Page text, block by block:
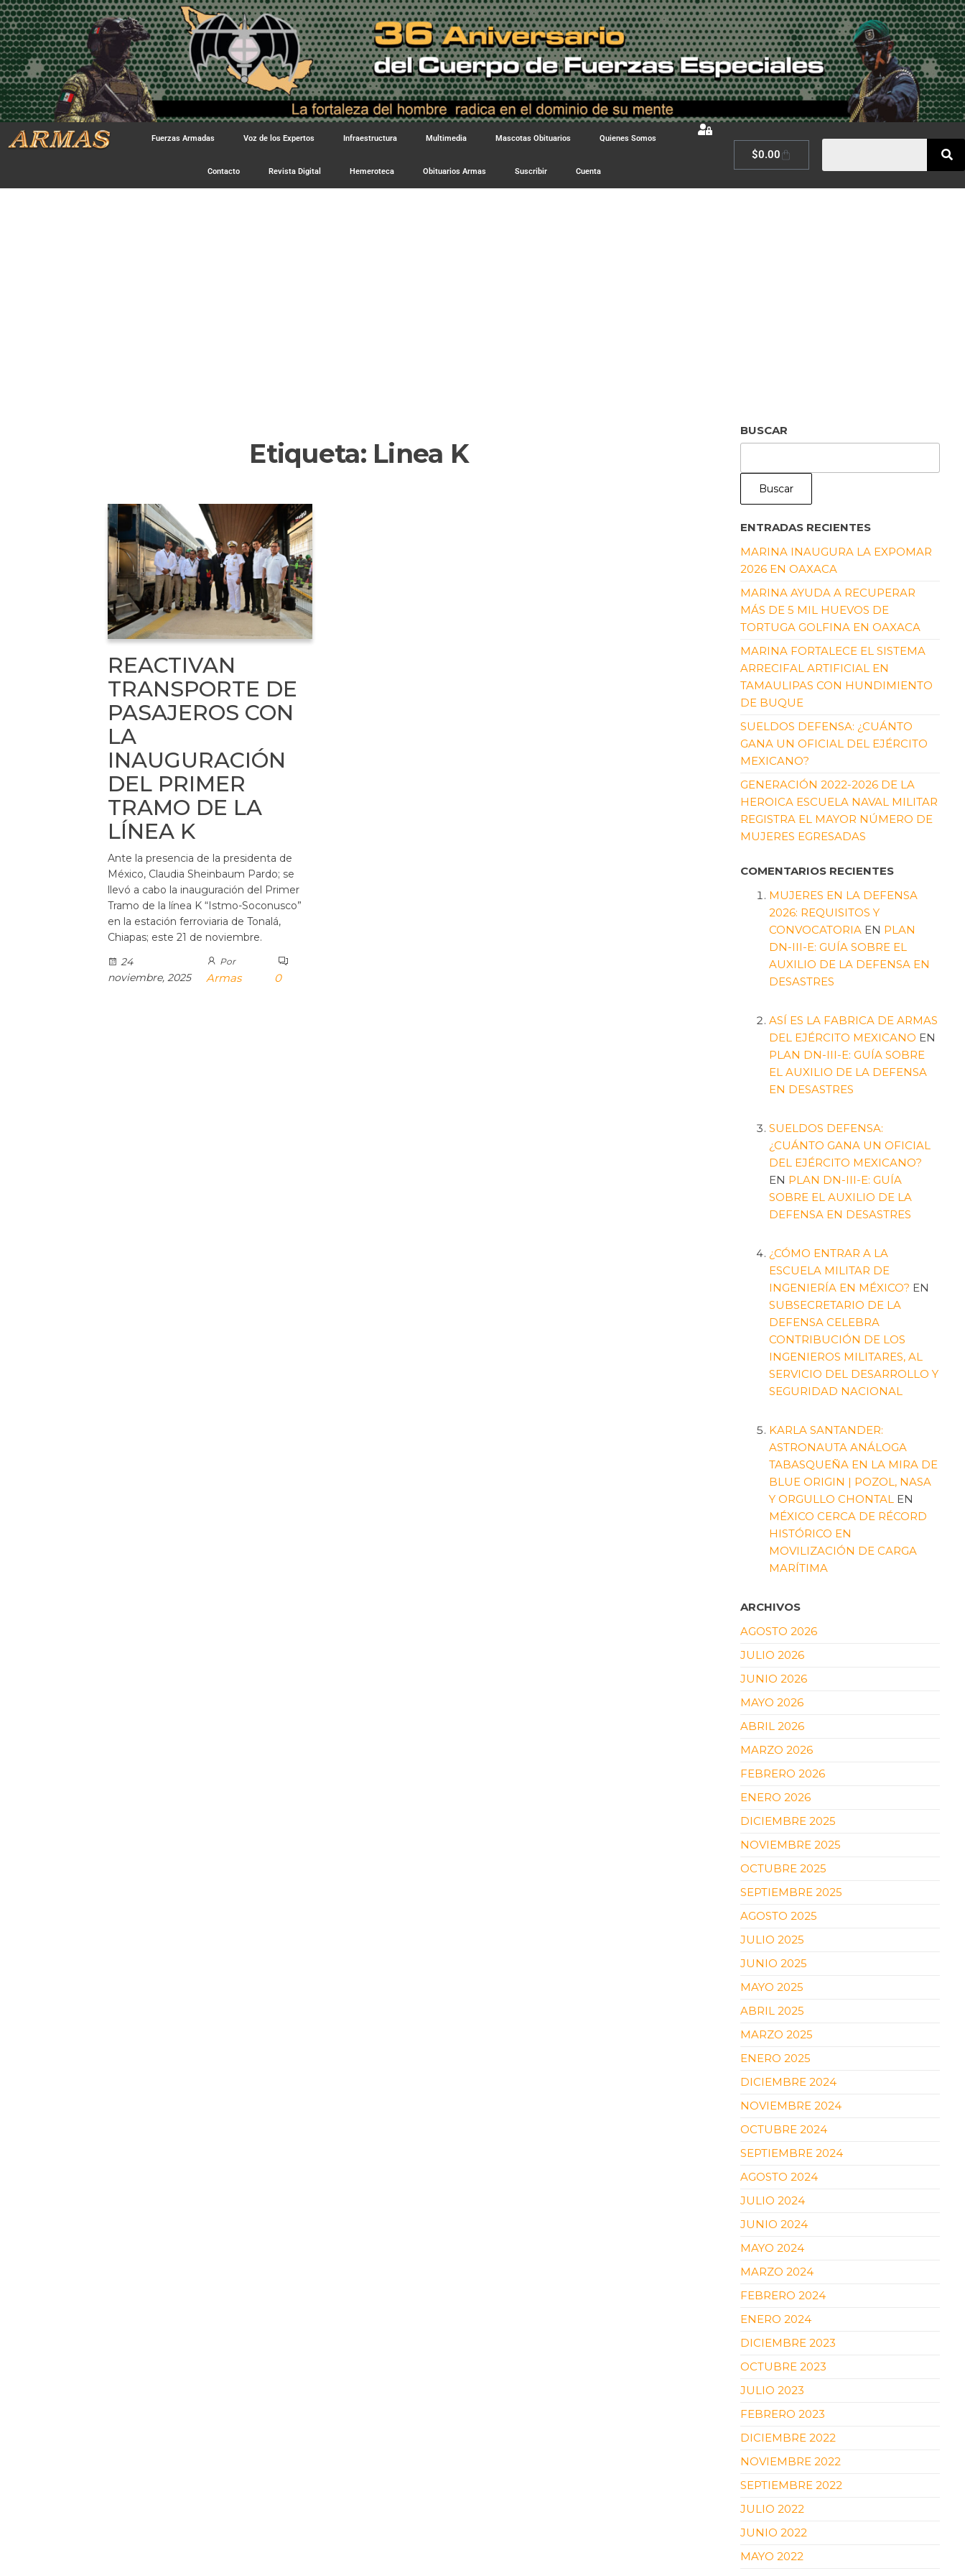
Fuerzas Armadas Voz de los Expertos Infraestructura Multimedia Mascotas Obituarios Quienes Somos
Contacto Revista Digital Hemeroteca Obituarios Armas Suscribir Cuenta
$0.00
Etiqueta: Linea K
REACTIVAN
TRANSPORTE DE
PASAJEROS CON
LA
INAUGURACIÓN
DEL PRIMER
TRAMO DE LA
LÍNEA K
Ante la presencia de la presidenta de
México, Claudia Sheinbaum Pardo; se
llevó a cabo la inauguración del Primer
Tramo de la línea K “Istmo-Soconusco”
en la estación ferroviaria de Tonalá,
Chiapas; este 21 de noviembre.
24
noviembre, 2025
Por
Armas 0
BUSCAR
Buscar
ENTRADAS RECIENTES
MARINA INAUGURA LA EXPOMAR
2026 EN OAXACA
MARINA AYUDA A RECUPERAR
MÁS DE 5 MIL HUEVOS DE
TORTUGA GOLFINA EN OAXACA
MARINA FORTALECE EL SISTEMA
ARRECIFAL ARTIFICIAL EN
TAMAULIPAS CON HUNDIMIENTO
DE BUQUE
SUELDOS DEFENSA: ¿CUÁNTO
GANA UN OFICIAL DEL EJÉRCITO
MEXICANO?
GENERACIÓN 2022-2026 DE LA
HEROICA ESCUELA NAVAL MILITAR
REGISTRA EL MAYOR NÚMERO DE
MUJERES EGRESADAS
COMENTARIOS RECIENTES
MUJERES EN LA DEFENSA
2026: REQUISITOS Y
CONVOCATORIA EN PLAN
DN-III-E: GUÍA SOBRE EL
AUXILIO DE LA DEFENSA EN
DESASTRES
ASÍ ES LA FABRICA DE ARMAS
DEL EJÉRCITO MEXICANO EN
PLAN DN-III-E: GUÍA SOBRE
EL AUXILIO DE LA DEFENSA
EN DESASTRES
SUELDOS DEFENSA:
¿CUÁNTO GANA UN OFICIAL
DEL EJÉRCITO MEXICANO?
EN PLAN DN-III-E: GUÍA
SOBRE EL AUXILIO DE LA
DEFENSA EN DESASTRES
¿CÓMO ENTRAR A LA
ESCUELA MILITAR DE
INGENIERÍA EN MÉXICO? EN
SUBSECRETARIO DE LA
DEFENSA CELEBRA
CONTRIBUCIÓN DE LOS
INGENIEROS MILITARES, AL
SERVICIO DEL DESARROLLO Y
SEGURIDAD NACIONAL
KARLA SANTANDER:
ASTRONAUTA ANÁLOGA
TABASQUEÑA EN LA MIRA DE
BLUE ORIGIN | POZOL, NASA
Y ORGULLO CHONTAL EN
MÉXICO CERCA DE RÉCORD
HISTÓRICO EN
MOVILIZACIÓN DE CARGA
MARÍTIMA
ARCHIVOS
AGOSTO 2026
JULIO 2026
JUNIO 2026
MAYO 2026
ABRIL 2026
MARZO 2026
FEBRERO 2026
ENERO 2026
DICIEMBRE 2025
NOVIEMBRE 2025
OCTUBRE 2025
SEPTIEMBRE 2025
AGOSTO 2025
JULIO 2025
JUNIO 2025
MAYO 2025
ABRIL 2025
MARZO 2025
ENERO 2025
DICIEMBRE 2024
NOVIEMBRE 2024
OCTUBRE 2024
SEPTIEMBRE 2024
AGOSTO 2024
JULIO 2024
JUNIO 2024
MAYO 2024
MARZO 2024
FEBRERO 2024
ENERO 2024
DICIEMBRE 2023
OCTUBRE 2023
JULIO 2023
FEBRERO 2023
DICIEMBRE 2022
NOVIEMBRE 2022
SEPTIEMBRE 2022
JULIO 2022
JUNIO 2022
MAYO 2022